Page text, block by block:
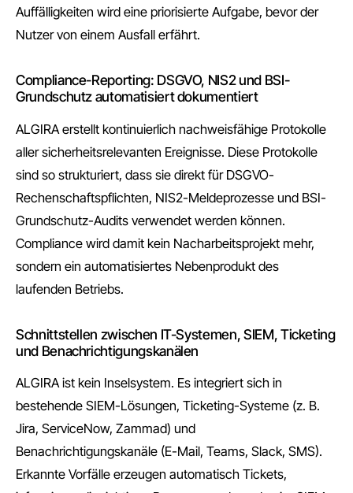
Auffälligkeiten wird eine priorisierte Aufgabe, bevor der
Nutzer von einem Ausfall erfährt.
Compliance-Reporting: DSGVO, NIS2 und BSI-
Grundschutz automatisiert dokumentiert
ALGIRA erstellt kontinuierlich nachweisfähige Protokolle
aller sicherheitsrelevanten Ereignisse. Diese Protokolle
sind so strukturiert, dass sie direkt für DSGVO-
Rechenschaftspflichten, NIS2-Meldeprozesse und BSI-
Grundschutz-Audits verwendet werden können.
Compliance wird damit kein Nacharbeitsprojekt mehr,
sondern ein automatisiertes Nebenprodukt des
laufenden Betriebs.
Schnittstellen zwischen IT-Systemen, SIEM, Ticketing
und Benachrichtigungskanälen
ALGIRA ist kein Inselsystem. Es integriert sich in
bestehende SIEM-Lösungen, Ticketing-Systeme (z. B.
Jira, ServiceNow, Zammad) und
Benachrichtigungskanäle (E-Mail, Teams, Slack, SMS).
Erkannte Vorfälle erzeugen automatisch Tickets,